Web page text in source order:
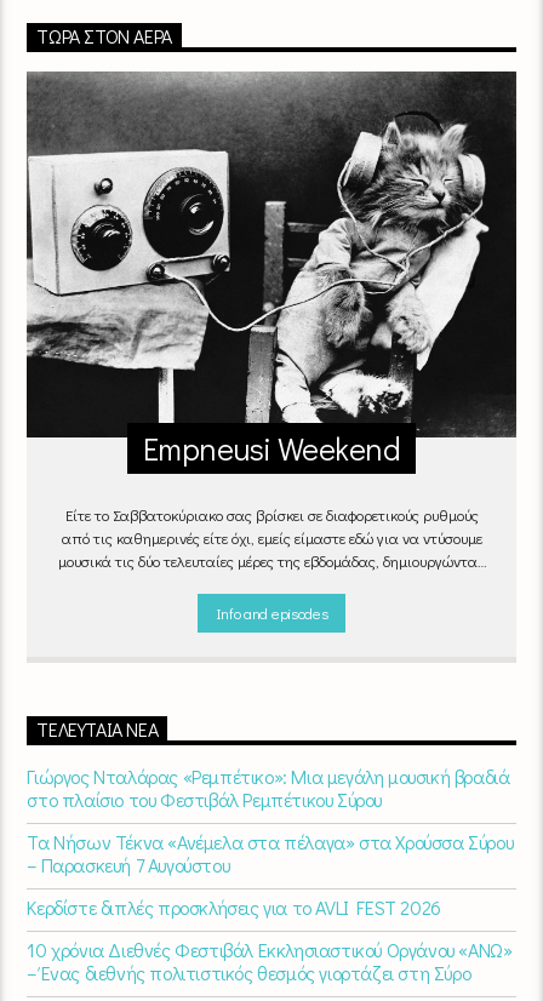
ΤΏΡΑ ΣΤΟΝ ΑΈΡΑ
Empneusi Weekend
Είτε το Σαββατοκύριακο σας βρίσκει σε διαφορετικούς ρυθμούς
από τις καθημερινές είτε όχι, εμείς είμαστε εδώ για να ντύσουμε
μουσικά τις δύο τελευταίες μέρες της εβδομάδας, δημιουργώντας
Info and episodes
ΤΕΛΕΥΤΑΊΑ ΝΈΑ
Γιώργος Νταλάρας «Ρεμπέτικο»: Μια μεγάλη μουσική βραδιά
στο πλαίσιο του Φεστιβάλ Ρεμπέτικου Σύρου
Τα Νήσων Τέκνα «Ανέμελα στα πέλαγα» στα Χρούσσα Σύρου
– Παρασκευή 7 Αυγούστου
Κερδίστε διπλές προσκλήσεις για το AVLI FEST 2026
10 χρόνια Διεθνές Φεστιβάλ Εκκλησιαστικού Οργάνου «ΑΝΩ»
– Ένας διεθνής πολιτιστικός θεσμός γιορτάζει στη Σύρο​